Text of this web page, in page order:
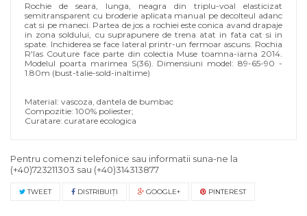
Rochie de seara, lunga, neagra din triplu-voal elasticizat
semitransparent cu broderie aplicata manual pe decolteul adanc
cat si pe maneci. Partea de jos a rochiei este conica avand drapaje
in zona soldului, cu suprapunere de trena atat in fata cat si in
spate. Inchiderea se face lateral printr-un fermoar ascuns. Rochia
R'Ias Couture face parte din colectia Muse toamna-iarna 2014.
Modelul poarta marimea S(36). Dimensiuni model: 89-65-90 -
1.80m (bust-talie-sold-inaltime)
Material: vascoza, dantela de bumbac
Compozitie: 100% poliester;
Curatare: curatare ecologica
Pentru comenzi telefonice sau informatii suna-ne la
(+40)723211303 sau (+40)314313877
TWEET DISTRIBUIŢI GOOGLE+ PINTEREST